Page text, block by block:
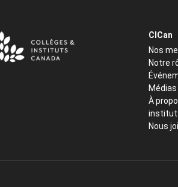
CICan
Nos
Notre
À
Nous